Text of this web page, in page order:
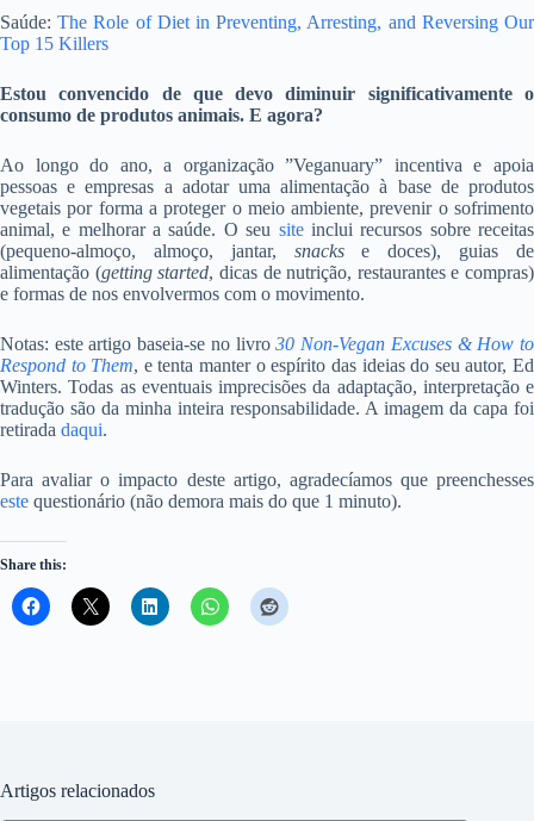
Saúde:The Role of Diet in Preventing, Arresting, and Reversing Our
Top 15 Killers
Estou convencido de que devo diminuir significativamente o
consumo de produtos animais. E agora?
Ao longo do ano, a organização ”Veganuary” incentiva e apoia
pessoas e empresas a adotar uma alimentação à base de produtos
vegetais por forma a proteger o meio ambiente, prevenir o sofrimento
animal, e melhorar a saúde. O seu siteinclui recursos sobre receitas
(pequeno-almoço, almoço, jantar, snackse doces), guias de
alimentação (getting started, dicas de nutrição, restaurantes e compras)
e formas de nos envolvermos com o movimento.
Notas: este artigo baseia-se no livro 30 Non-Vegan Excuses & How to
Respond to Them, e tenta manter o espírito das ideias do seu autor, Ed
Winters. Todas as eventuais imprecisões da adaptação, interpretação e
tradução são da minha inteira responsabilidade. A imagem da capa foi
retirada daqui.
Para avaliar o impacto deste artigo, agradecíamos que preenchesses
este questionário (não demora mais do que 1 minuto).
Share this:
Artigos relacionados